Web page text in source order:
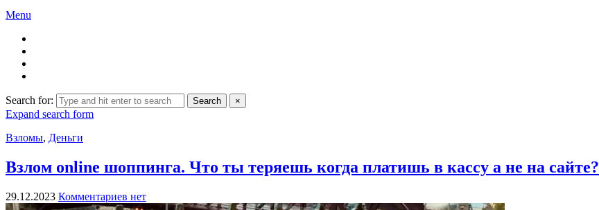
Menu
Search for: Search ×
Expand search form
Взломы, Деньги
Взлом online шоппинга. Что ты теряешь когда платишь в кассу а не на сайте?
29.12.2023 Комментариев нет